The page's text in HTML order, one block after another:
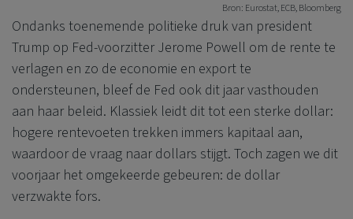
Bron: Eurostat, ECB, Bloomberg
Ondanks toenemende politieke druk van president
Trump op Fed-voorzitter Jerome Powell om de rente te
verlagen en zo de economie en export te
ondersteunen, bleef de Fed ook dit jaar vasthouden
aan haar beleid. Klassiek leidt dit tot een sterke dollar:
hogere rentevoeten trekken immers kapitaal aan,
waardoor de vraag naar dollars stijgt. Toch zagen we dit
voorjaar het omgekeerde gebeuren: de dollar
verzwakte fors.